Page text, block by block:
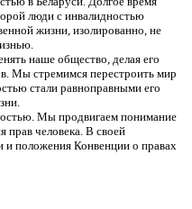
люди с инвалидностью
жизни, изолированно, не
наше общество, делая его
Мы стремимся перестроить мир
стали равноправными его
Мы продвигаем понимание
прав человека. В своей
и положения Конвенции о правах